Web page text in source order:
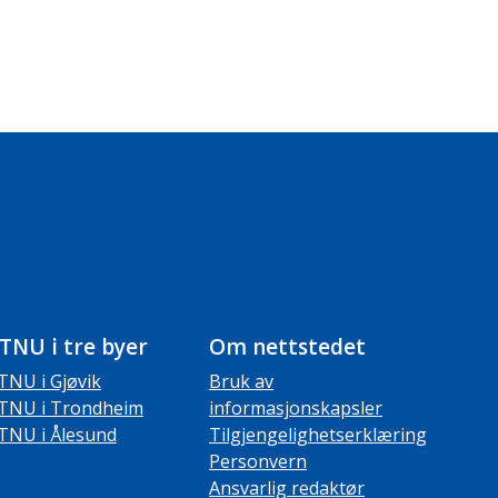
i tre byer
i Gjøvik
i Trondheim
i Ålesund
Om nettstedet
Bruk av
informasjonskapsler
Tilgjengelighetserklæring
Personvern
Ansvarlig redaktør